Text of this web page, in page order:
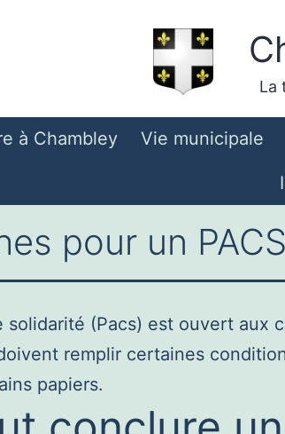
La
à Chambley Vie municipale
pour un PACS
solidarité (Pacs) est ouvert aux
remplir certaines
papiers.